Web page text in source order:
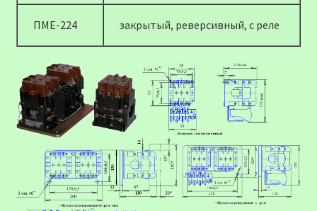
ПМЕ-224 закрытый, реверсивный, с реле